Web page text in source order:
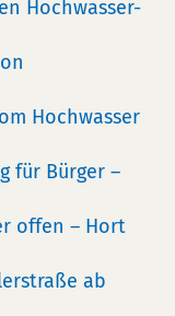
Hochwasser-
Hochwasser
für Bürger –
offen – Hort
ab